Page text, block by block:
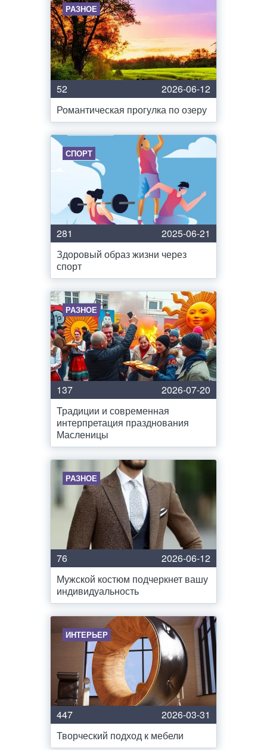
РАЗНОЕ
52
2026-06-12
Романтическая прогулка по озеру
СПОРТ
281
2025-06-21
Здоровый образ жизни через
спорт
РАЗНОЕ
137
2026-07-20
Традиции и современная
интерпретация празднования
Масленицы
РАЗНОЕ
76
2026-06-12
Мужской костюм подчеркнет вашу
индивидуальность
ИНТЕРЬЕР
447
2026-03-31
Творческий подход к мебели